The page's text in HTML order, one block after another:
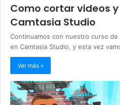
Como cortar videos
Camtasia Studio
Continuamos con nuestro curso
en Camtasia Studio, y esta vez
Ver más »